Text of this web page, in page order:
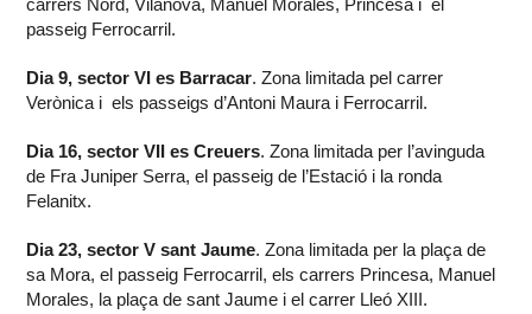
carrers Nord, Vilanova, Manuel Morales, Princesa i el
passeig Ferrocarril.
Dia 9, sector VI es Barracar. Zona limitada pel carrer
Verònica i els passeigs d’Antoni Maura i Ferrocarril.
Dia 16, sector VII es Creuers. Zona limitada per l’avinguda
de Fra Juniper Serra, el passeig de l’Estació i la ronda
Felanitx.
Dia 23, sector V sant Jaume. Zona limitada per la plaça de
sa Mora, el passeig Ferrocarril, els carrers Princesa, Manuel
Morales, la plaça de sant Jaume i el carrer Lleó XIII.